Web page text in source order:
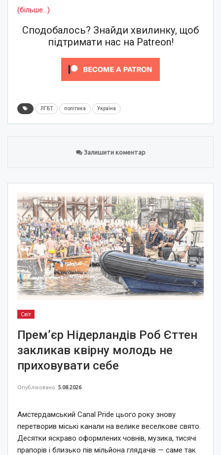
(більше…)
Сподобалось? Знайди хвилинку, щоб
підтримати нас на Patreon!
ЛГБТ політика Україна
Залишити коментар
Світ
Прем’єр Нідерландів Роб Єттен
закликав квірну молодь не
приховувати себе
Опубліковано 5.08.2026
Амстердамський Canal Pride цього року знову
перетворив міські канали на велике веселкове свято.
Десятки яскраво оформлених човнів, музика, тисячі
прапорів і близько пів мільйона глядачів — саме так